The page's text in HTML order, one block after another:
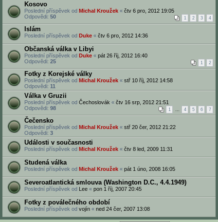
Kosovo
Poslední příspěvek od Michal Kroužek « čtv 6 pro, 2012 19:05
Odpovědi: 50 1 2 3 4
Islám
Poslední příspěvek od Duke « čtv 6 pro, 2012 14:36
Občanská válka v Libyi
Poslední příspěvek od Duke « pát 26 říj, 2012 16:40
Odpovědi: 25 1 2
Fotky z Korejské války
Poslední příspěvek od Michal Kroužek « stř 10 říj, 2012 14:58
Odpovědi: 11
Válka v Gruzii
Poslední příspěvek od Čechoslovák « čtv 16 srp, 2012 21:51
Odpovědi: 98 1 … 4 5 6 7
Čečensko
Poslední příspěvek od Michal Kroužek « stř 20 čer, 2012 21:22
Odpovědi: 3
Události v současnosti
Poslední příspěvek od Michal Kroužek « čtv 8 led, 2009 11:31
Studená válka
Poslední příspěvek od Michal Kroužek « pát 1 úno, 2008 16:05
Severoatlantická smlouva (Washington D.C., 4.4.1949)
Poslední příspěvek od Lee « pon 1 říj, 2007 20:45
Fotky z poválečného období
Poslední příspěvek od vojín « ned 24 čer, 2007 13:08